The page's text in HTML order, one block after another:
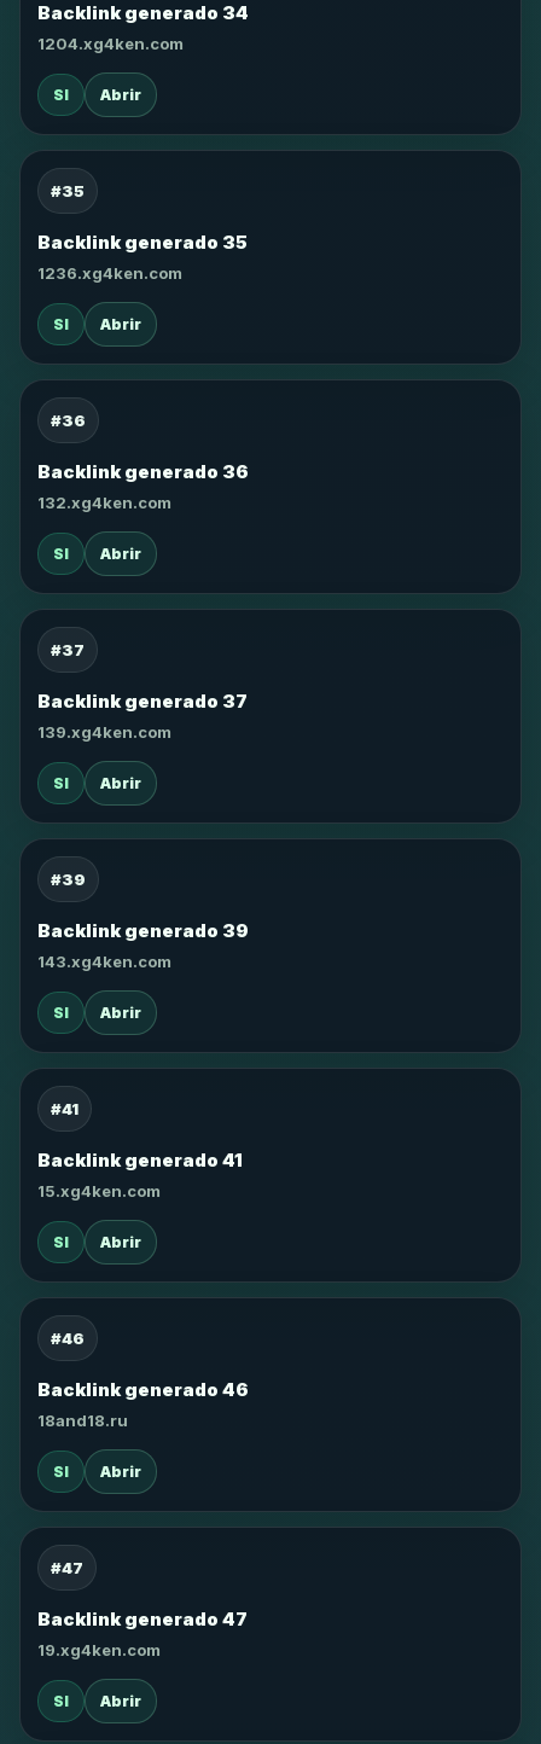
Backlink generado 34
1204.xg4ken.com
SI Abrir
#35
Backlink generado 35
1236.xg4ken.com
SI Abrir
#36
Backlink generado 36
132.xg4ken.com
SI Abrir
#37
Backlink generado 37
139.xg4ken.com
SI Abrir
#39
Backlink generado 39
143.xg4ken.com
SI Abrir
#41
Backlink generado 41
15.xg4ken.com
SI Abrir
#46
Backlink generado 46
18and18.ru
SI Abrir
#47
Backlink generado 47
19.xg4ken.com
SI Abrir